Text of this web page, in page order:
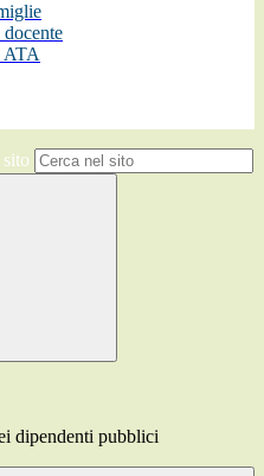
ATA
dipendenti pubblici